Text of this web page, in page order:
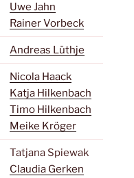
Uwe Jahn
Rainer Vorbeck
Andreas Lüthje
Nicola Haack
Katja Hilkenbach
Timo Hilkenbach
Meike Kröger
Tatjana Spiewak
Claudia Gerken